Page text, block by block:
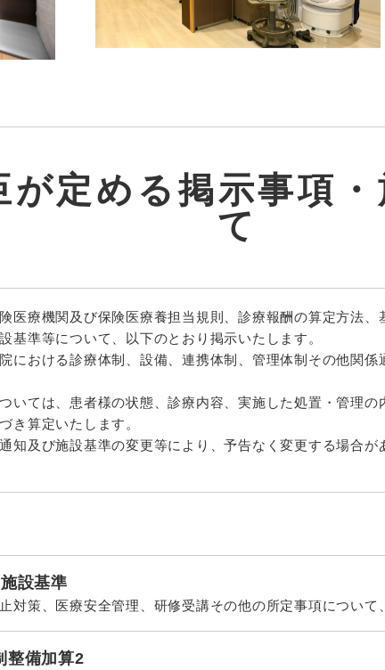
が定める掲示事項
て
医療機関及び保険医療養担当規則、診療報酬の算定方法
基準等について、以下のとおり掲示いたします。
における診療体制、設備、連携体制、管理体制その他関
いては、患者様の状態、診療内容、実施した処置・管理
き算定いたします。
知及び施設基準の変更等により、予告なく変更する場合が
設基準
対策、医療安全管理、研修受講その他の所定事項について
整備加算2